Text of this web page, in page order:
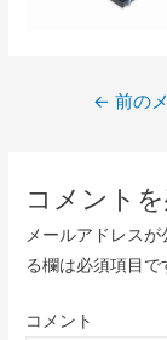
← 前の
コメント
メールアドレスが
る欄は必須項目で
コメント